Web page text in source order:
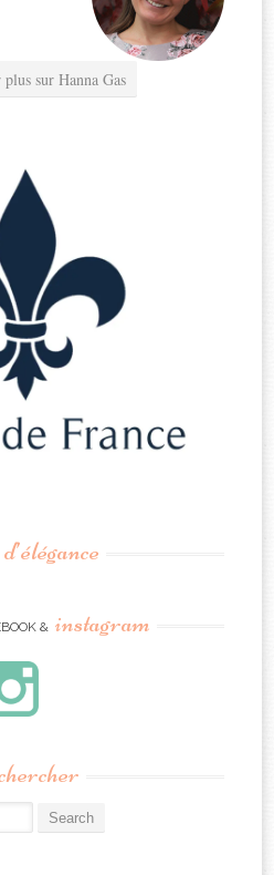
sur Hanna Gas
d’élégance
& instagram